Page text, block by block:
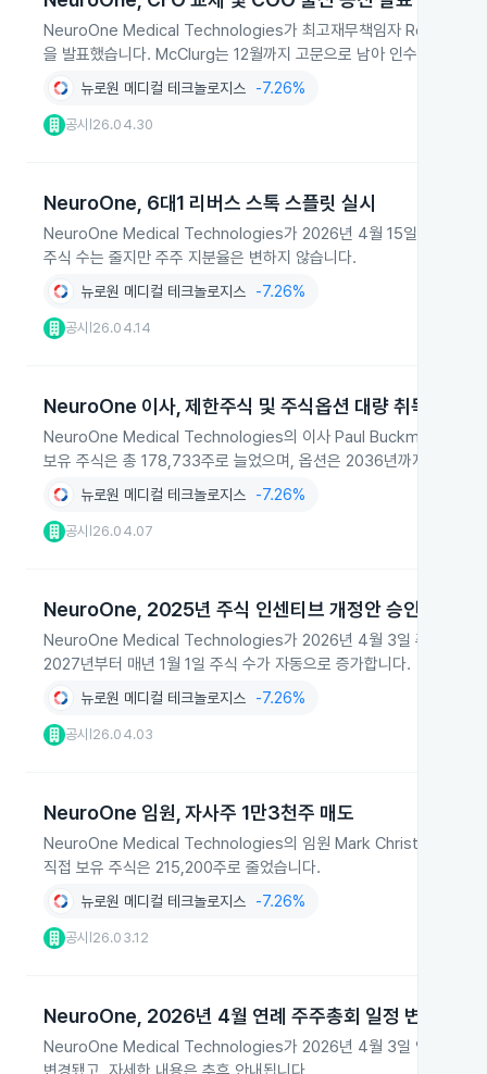
NeuroOne Medical Technologies가 최고재무책임자 Ronald
을 발표했습니다. McClurg는 12월까지 고문으로 남아 인수인계를 돕
뉴로원 메디컬 테크놀로지스 -7.26%
공시 26.04.30
NeuroOne, 6대1 리버스 스톡 스플릿 실시
NeuroOne Medical Technologies가 2026년 4월 15일부터 1대6
주식 수는 줄지만 주주 지분율은 변하지 않습니다.
뉴로원 메디컬 테크놀로지스 -7.26%
공시 26.04.14
NeuroOne 이사, 제한주식 및 주식옵션 대량 취득
NeuroOne Medical Technologies의 이사 Paul Buckman이 2026
보유 주식은 총 178,733주로 늘었으며, 옵션은 2036년까지 유효합
뉴로원 메디컬 테크놀로지스 -7.26%
공시 26.04.07
NeuroOne, 2025년 주식 인센티브 개정안 승인
NeuroOne Medical Technologies가 2026년 4월 3일 주주총회에
2027년부터 매년 1월 1일 주식 수가 자동으로 증가합니다.
뉴로원 메디컬 테크놀로지스 -7.26%
공시 26.04.03
NeuroOne 임원, 자사주 1만3천주 매도
NeuroOne Medical Technologies의 임원 Mark Christianson이
직접 보유 주식은 215,200주로 줄었습니다.
뉴로원 메디컬 테크놀로지스 -7.26%
공시 26.03.12
NeuroOne, 2026년 4월 연례 주주총회 일정 변경
NeuroOne Medical Technologies가 2026년 4월 3일 연례 주주총